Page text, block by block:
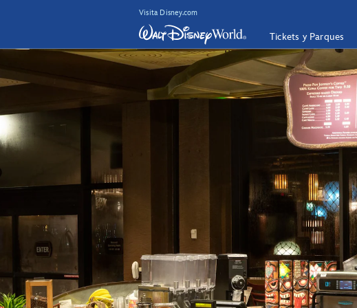
Visita Disney.com
Tickets y Parques